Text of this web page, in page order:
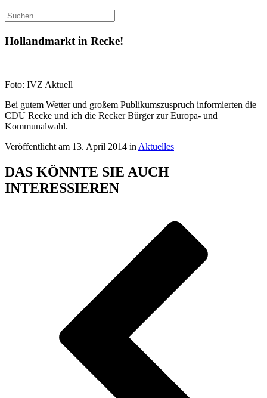
Hollandmarkt in Recke!
Foto: IVZ Aktuell
Bei gutem Wetter und großem Publikumszuspruch informierten die
CDU Recke und ich die Recker Bürger zur Europa- und
Kommunalwahl.
Veröffentlicht am 13. April 2014 in Aktuelles
DAS KÖNNTE SIE AUCH
INTERESSIEREN